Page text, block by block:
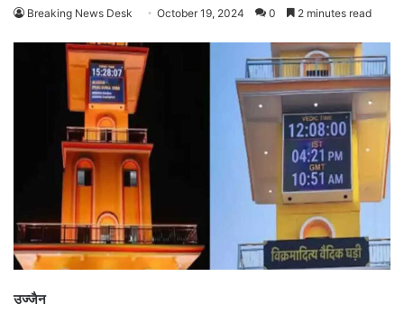
Breaking News Desk October 19, 2024 0 2 minutes read
उज्जैन